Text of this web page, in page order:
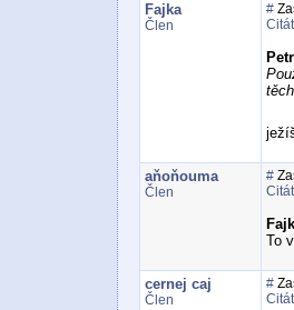
Fajka
Člen
#
Citát
Petr
aňoňouma
Člen
#
Citát
To
cernej caj
Člen
#
Citát